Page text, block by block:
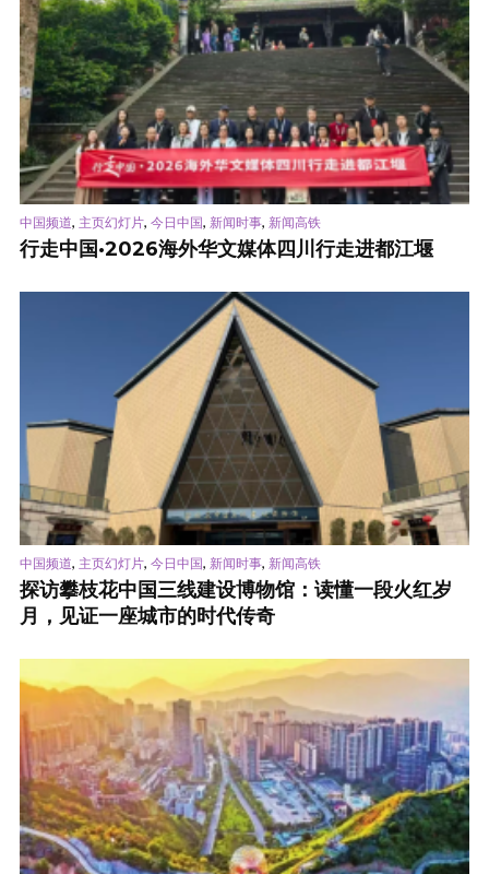
中国频道, 主页幻灯片, 今日中国, 新闻时事, 新闻高铁
行走中国·2026海外华文媒体四川行走进都江堰
中国频道, 主页幻灯片, 今日中国, 新闻时事, 新闻高铁
探访攀枝花中国三线建设博物馆：读懂一段火红岁
月，见证一座城市的时代传奇